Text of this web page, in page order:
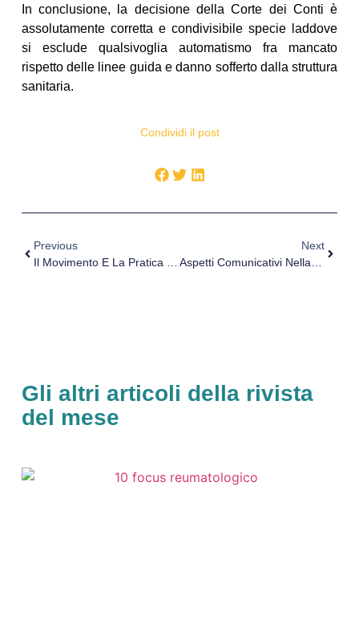
In conclusione, la decisione della Corte dei Conti è
assolutamente corretta e condivisibile specie laddove
si esclude qualsivoglia automatismo fra mancato
rispetto delle linee guida e danno sofferto dalla struttura
sanitaria.
Condividi il post
Previous
Next
Gli altri articoli della rivista
del mese